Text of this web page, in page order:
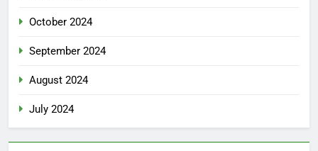
October 2024
September 2024
August 2024
July 2024